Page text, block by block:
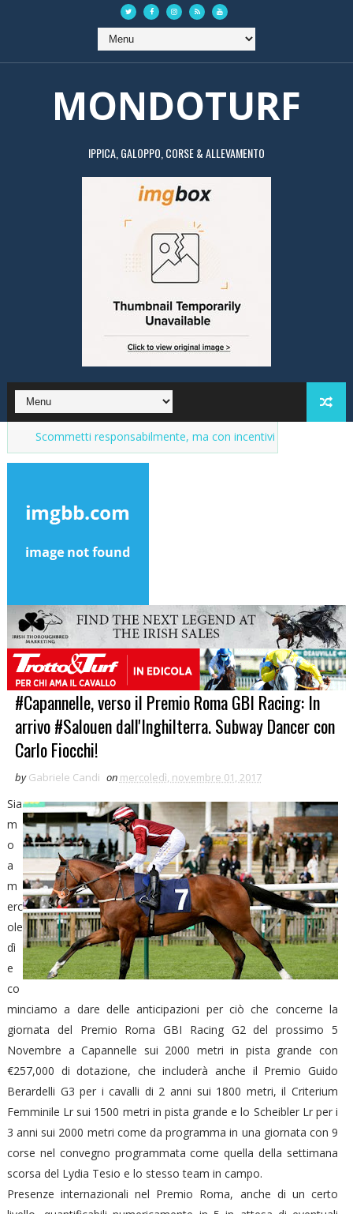
MONDOTURF
IPPICA, GALOPPO, CORSE & ALLEVAMENTO
responsabilmente, ma con incentivi Market del
#Capannelle, verso il Premio Roma GBI Racing: In
arrivo #Salouen dall'Inghilterra. Subway Dancer con
Carlo Fiocchi!
by Gabriele Candi on mercoledì, novembre 01, 2017
Sia
m
o
a
m
erc
ole
dì
e
co
minciamo a dare delle anticipazioni per ciò che concerne la
giornata del Premio Roma GBI Racing G2 del prossimo 5
Novembre a Capannelle sui 2000 metri in pista grande con
€257,000 di dotazione, che includerà anche il Premio Guido
Berardelli G3 per i cavalli di 2 anni sui 1800 metri, il Criterium
Femminile Lr sui 1500 metri in pista grande e lo Scheibler Lr per i
3 anni sui 2000 metri come da programma in una giornata con 9
corse nel convegno programmata come quella della settimana
scorsa del Lydia Tesio e lo stesso team in campo.
Presenze internazionali nel Premio Roma, anche di un certo